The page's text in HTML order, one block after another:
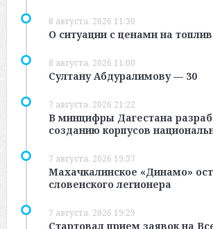
8 августа, 2026 11:30
О ситуации с ценами на
8 августа, 2026 11:00
Султану Абдуралимову — 30
7 августа, 2026 21:22
В минцифры Дагестана
созданию корпусов
7 августа, 2026 19:37
Махачкалинское «Динамо»
словенского легионера
7 августа, 2026 19:29
Стартовал прием заявок на